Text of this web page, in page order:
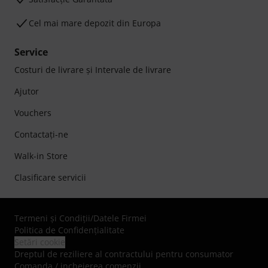
Cel mai mare depozit din Europa
Service
Costuri de livrare şi Intervale de livrare
Ajutor
Vouchers
Contactaţi-ne
Walk-in Store
Clasificare servicii
Termeni şi Condiţii/Datele Firmei
Politica de Confidenţialitate
Dreptul de reziliere al contractului pentru consumator